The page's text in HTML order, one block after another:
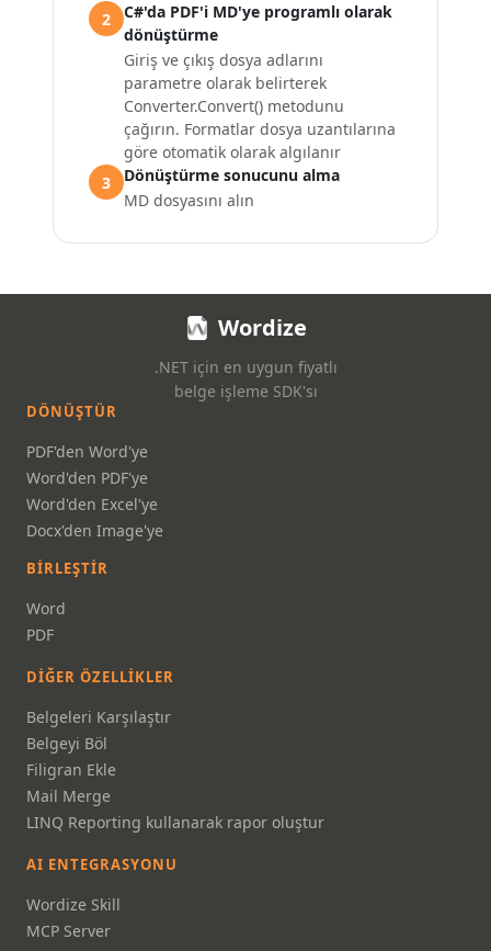
2
C#'da PDF'i MD'ye programlı olarak
dönüştürme
Giriş ve çıkış dosya adlarını
parametre olarak belirterek
Converter.Convert() metodunu
çağırın. Formatlar dosya uzantılarına
göre otomatik olarak algılanır
3
Dönüştürme sonucunu alma
MD dosyasını alın
Wordize
.NET için en uygun fiyatlı
belge işleme SDK'sı
DÖNÜŞTÜR
PDF'den Word'ye
Word'den PDF'ye
Word'den Excel'ye
Docx'den Image'ye
BIRLEŞTIR
Word
PDF
DIĞER ÖZELLIKLER
Belgeleri Karşılaştır
Belgeyi Böl
Filigran Ekle
Mail Merge
LINQ Reporting kullanarak rapor oluştur
AI ENTEGRASYONU
Wordize Skill
MCP Server